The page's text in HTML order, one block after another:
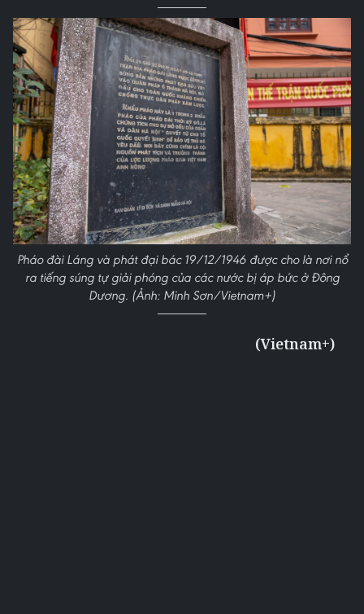
Pháo đài Láng và phát đại bác 19/12/1946 được cho là nơi nổ
ra tiếng súng tự giải phóng của các nước bị áp bức ở Đông
Dương. (Ảnh: Minh Sơn/Vietnam+)
(Vietnam+)